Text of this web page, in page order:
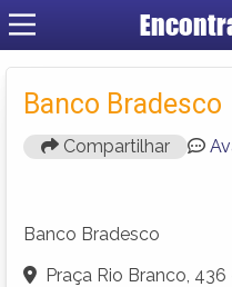
Banco Bradesco
Compartilhar
Banco Bradesco
Praça Rio Branco,